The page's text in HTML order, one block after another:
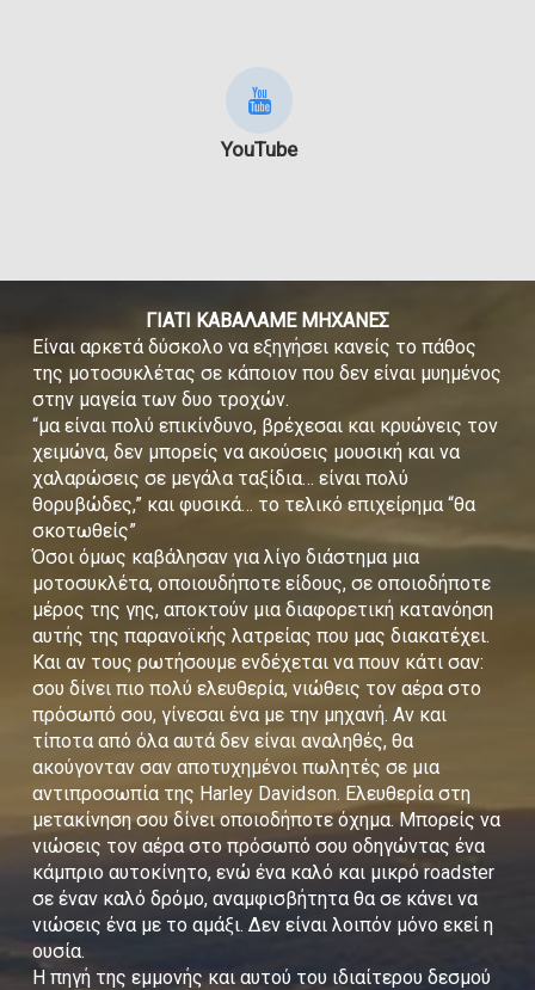
YouTube
ΓΙΑΤΙ ΚΑΒΑΛΑΜΕ ΜΗΧΑΝΕΣ
Είναι αρκετά δύσκολο να εξηγήσει κανείς το πάθος
της μοτοσυκλέτας σε κάποιον που δεν είναι μυημένος
στην μαγεία των δυο τροχών.
“μα είναι πολύ επικίνδυνο, βρέχεσαι και κρυώνεις τον
χειμώνα, δεν μπορείς να ακούσεις μουσική και να
χαλαρώσεις σε μεγάλα ταξίδια… είναι πολύ
θορυβώδες,” και φυσικά… το τελικό επιχείρημα “θα
σκοτωθείς”
Όσοι όμως καβάλησαν για λίγο διάστημα μια
μοτοσυκλέτα, οποιουδήποτε είδους, σε οποιοδήποτε
μέρος της γης, αποκτούν μια διαφορετική κατανόηση
αυτής της παρανοϊκής λατρείας που μας διακατέχει.
Και αν τους ρωτήσουμε ενδέχεται να πουν κάτι σαν:
σου δίνει πιο πολύ ελευθερία, νιώθεις τον αέρα στο
πρόσωπό σου, γίνεσαι ένα με την μηχανή. Αν και
τίποτα από όλα αυτά δεν είναι αναληθές, θα
ακούγονταν σαν αποτυχημένοι πωλητές σε μια
αντιπροσωπία της Harley Davidson. Ελευθερία στη
μετακίνηση σου δίνει οποιοδήποτε όχημα. Μπορείς να
νιώσεις τον αέρα στο πρόσωπό σου οδηγώντας ένα
κάμπριο αυτοκίνητο, ενώ ένα καλό και μικρό roadster
σε έναν καλό δρόμο, αναμφισβήτητα θα σε κάνει να
νιώσεις ένα με το αμάξι. Δεν είναι λοιπόν μόνο εκεί η
ουσία.
Η πηγή της εμμονής και αυτού του ιδιαίτερου δεσμού